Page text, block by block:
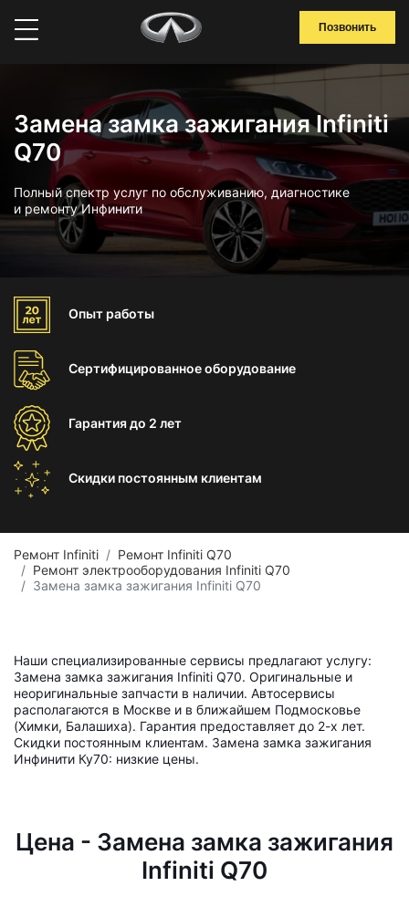
Позвонить
Замена замка зажигания Infiniti
Q70
Полный спектр услуг по обслуживанию, диагностике
и ремонту Инфинити
Опыт работы
Сертифицированноеоборудование
Гарантиядо 2 лет
Скидки постоянным клиентам
Ремонт Infiniti
Ремонт Infiniti Q70
Ремонт электрооборудования Infiniti Q70
Замена замка зажигания Infiniti Q70
Наши специализированные сервисы предлагают услугу:
Замена замка зажигания Infiniti Q70. Оригинальные и
неоригинальные запчасти в наличии. Автосервисы
располагаются в Москве и в ближайшем Подмосковье
(Химки, Балашиха). Гарантия предоставляет до 2-х лет.
Скидки постоянным клиентам. Замена замка зажигания
Инфинити Ку70: низкие цены.
Цена - Замена замка зажигания
Infiniti Q70